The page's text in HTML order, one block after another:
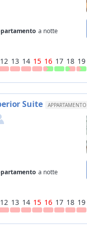
a notte
12 13 14 15 16 17 18 19
Suite APPARTAMENTO
a notte
12 13 14 15 16 17 18 19